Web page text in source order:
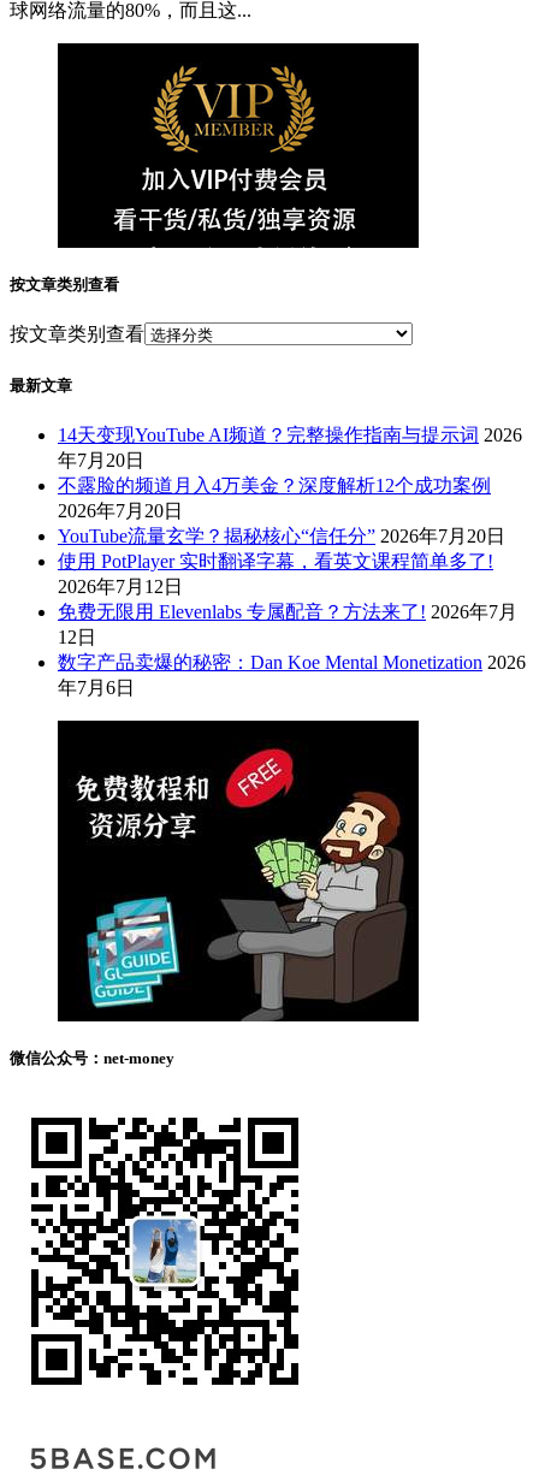
球网络流量的80%，而且这...
按文章类别查看
按文章类别查看
最新文章
14天变现YouTube AI频道？完整操作指南与提示词 2026
年7月20日
不露脸的频道月入4万美金？深度解析12个成功案例
2026年7月20日
YouTube流量玄学？揭秘核心“信任分” 2026年7月20日
使用 PotPlayer 实时翻译字幕，看英文课程简单多了!
2026年7月12日
免费无限用 Elevenlabs 专属配音？方法来了! 2026年7月
12日
数字产品卖爆的秘密：Dan Koe Mental Monetization 2026
年7月6日
微信公众号：net-money